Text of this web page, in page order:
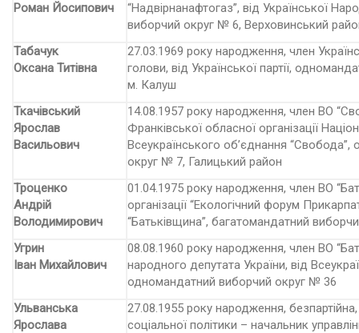
Роман Йосипович
“Надвірнанафтогаз”, від Української
виборчий округ № 6, Верховинський
Табачук
Оксана Титівна
27.03.1969 року народження, член
голови, від Української партії,
м. Калуш
Ткачівський
Ярослав
Васильович
14.08.1957 року народження, член ВО
Франківської обласної організації
Всеукраїнського об’єднання
округ № 7, Галицький район
Троценко
Андрій
Володимирович
01.04.1975 року народження, член ВО
організації “Екологічний форум
“Батьківщина”, багатоман­датний
Угрин
Іван Михайлович
08.08.1960 року народження, член ВО
народного депутата України, від
одномандатний виборчий округ № 36
Ульванська
Ярослава
27.08.1955 року народження,
соціальної політики – начальник